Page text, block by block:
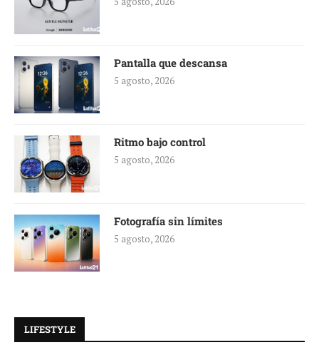
Pantalla que descansa
5 agosto, 2026
Ritmo bajo control
5 agosto, 2026
Fotografía sin límites
5 agosto, 2026
LIFESTYLE